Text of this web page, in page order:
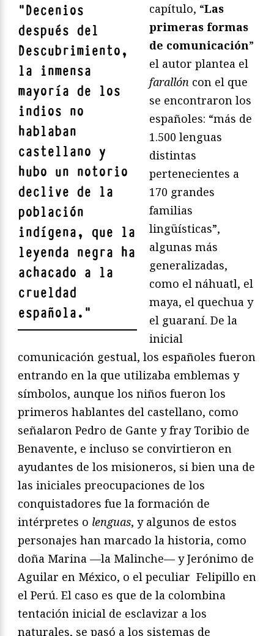
"Decenios
después del
Descubrimiento,
la inmensa
mayoría de los
indios no
hablaban
castellano y
hubo un notorio
declive de la
población
indígena, que la
leyenda negra ha
achacado a la
crueldad
española. "
capítulo, “Las
primeras formas
de comunicación”
el autor plantea el
farallón con el que
se encontraron los
españoles: “más de
1.500 lenguas
distintas
pertenecientes a
170 grandes
familias
lingüísticas”,
algunas más
generalizadas,
como el náhuatl, el
maya, el quechua y
el guaraní. De la
inicial
comunicación gestual, los españoles fueron
entrando en la que utilizaba emblemas y
símbolos, aunque los niños fueron los
primeros hablantes del castellano, como
señalaron Pedro de Gante y fray Toribio de
Benavente, e incluso se convirtieron en
ayudantes de los misioneros, si bien una de
las iniciales preocupaciones de los
conquistadores fue la formación de
intérpretes o lenguas, y algunos de estos
personajes han marcado la historia, como
doña Marina —la Malinche— y Jerónimo de
Aguilar en México, o el peculiar Felipillo en
el Perú. El caso es que de la colombina
tentación inicial de esclavizar a los
naturales, se pasó a los sistemas de